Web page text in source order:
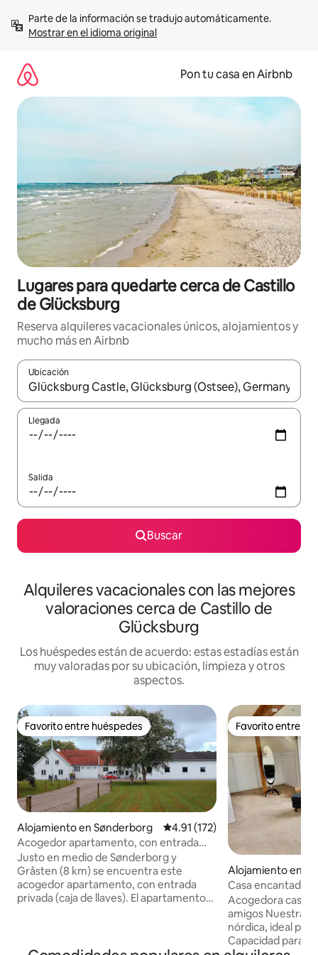
contenidoMostrar en el idioma original
Pon tu casa en Airbnb
Lugares para quedarte cerca de Castillo
de Glücksburg
Reserva alquileres vacacionales únicos, alojamientos y
mucho más en Airbnb
Ubicación
Cuando los resultados estén disponibles, navega con las
Llegada
Salida
Buscar
Alquileres vacacionales con las mejores
valoraciones cerca de Castillo de
Glücksburg
Los huéspedes están de acuerdo: estas estadías están
muy valoradas por su ubicación, limpieza y otros
aspectos.
Favorito entre huéspedes
Favorito entre huéspedes
Alojamiento en Sønderborg Calificación promedio: 4.91 de
4.91 (172)
Acogedor apartamento, con entrada
independiente.
Justo en medio de Sønderborg y
Gråsten (8 km) se encuentra este
acogedor apartamento, con entrada
privada (caja de llaves). El apartamento
hervidor eléctrico, pero no hay
Favorito entre
Favorito entre
Alojamiento en
Casa
perfecta para
Acogedora casa,
amigos Nuestra
nórdica, ideal
Capacidad para 8